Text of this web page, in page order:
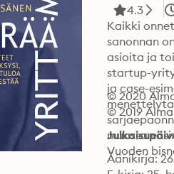
4.3
Kaikki
sanonnan
asioita ja
startup-
ja case-
muassa
Vuoden
© 2020
© 2019
Äänikirja: